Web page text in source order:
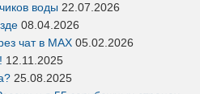
воды 22.07.2026
08.04.2026
чат в MAX 05.02.2026
12.11.2025
25.08.2025